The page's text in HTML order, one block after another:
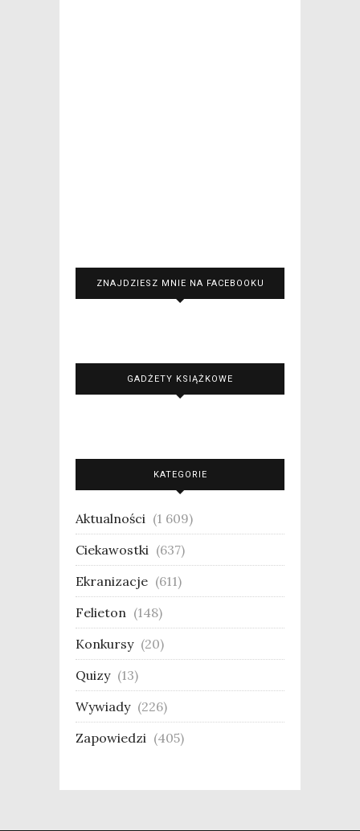
ZNAJDZIESZ MNIE NA FACEBOOKU
GADŻETY KSIĄŻKOWE
KATEGORIE
Aktualności (1 609)
Ciekawostki (637)
Ekranizacje (611)
Felieton (148)
Konkursy (20)
Quizy (13)
Wywiady (226)
Zapowiedzi (405)